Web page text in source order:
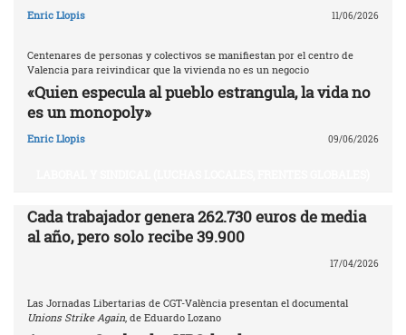
Enric Llopis 11/06/2026
Centenares de personas y colectivos se manifiestan por el centro de
Valencia para reivindicar que la vivienda no es un negocio
«Quien especula al pueblo estrangula, la vida no
es un monopoly»
Enric Llopis 09/06/2026
Cada trabajador genera 262.730 euros de media
al año, pero solo recibe 39.900
17/04/2026
Las Jornadas Libertarias de CGT-València presentan el documental
Unions Strike Again , de Eduardo Lozano